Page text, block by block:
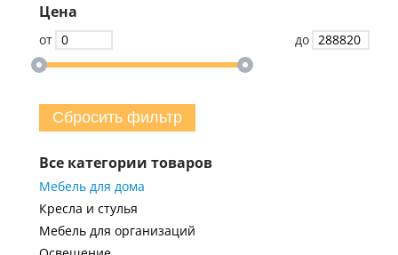
Цена
от до
Сбросить фильтр
Все категории товаров
Мебель для дома
Кресла и стулья
Мебель для организаций